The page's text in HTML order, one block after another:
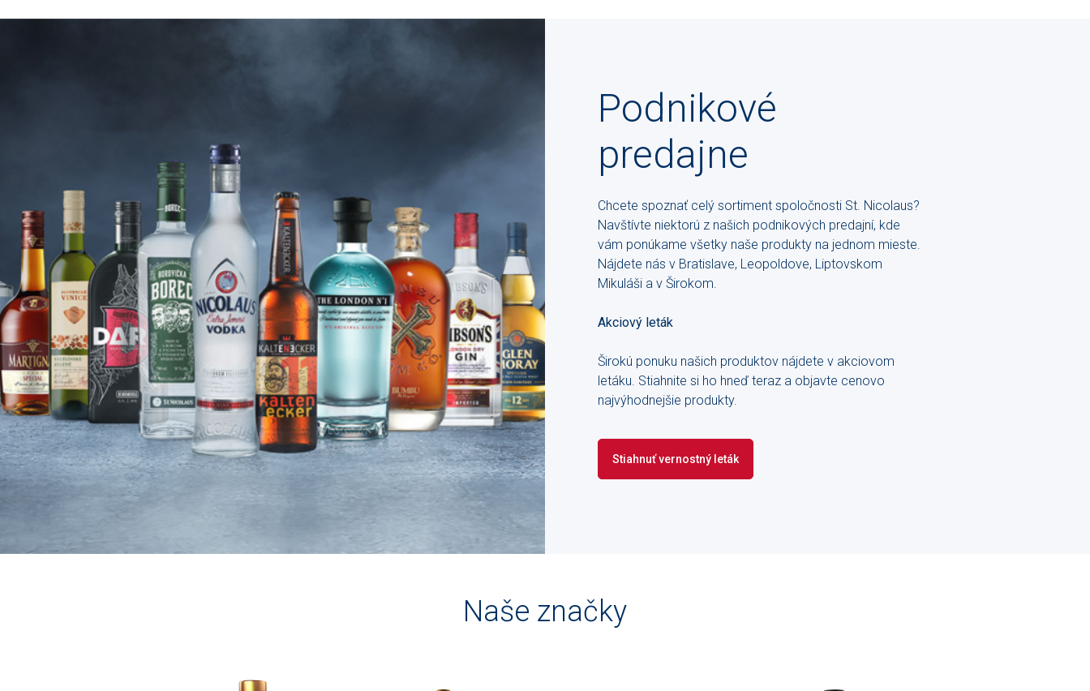
Podnikové
predajne
Chcete spoznať celý sortiment spoločnosti St. Nicolaus?
Navštívte niektorú z našich podnikových predajní, kde
vám ponúkame všetky naše produkty na jednom mieste.
Nájdete nás v Bratislave, Leopoldove, Liptovskom
Mikuláši a v Širokom.
Akciový leták
Širokú ponuku našich produktov nájdete v akciovom
letáku. Stiahnite si ho hneď teraz a objavte cenovo
najvýhodnejšie produkty.
Stiahnuť vernostný leták
Naše značky